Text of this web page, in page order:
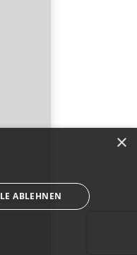
×
ABLEHNEN